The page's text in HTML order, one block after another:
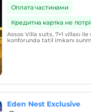
Оплата частинами
Кредитна картка не
Assos Villa suits, 7+1 villası
konforunda tatil imkanı
Eden Nest Exclusive